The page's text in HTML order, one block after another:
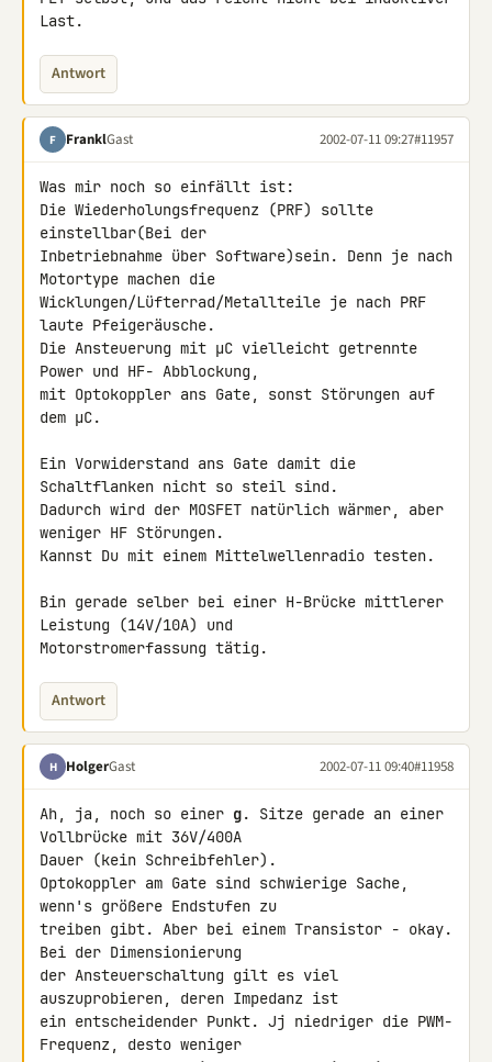
Last.
Antwort
F FranklGast 2002-07-11 09:27#11957
Was mir noch so einfällt ist:
Die Wiederholungsfrequenz (PRF) sollte
einstellbar(Bei der
Inbetriebnahme über Software)sein. Denn je nach
Motortype machen die
Wicklungen/Lüfterrad/Metallteile je nach PRF
laute Pfeigeräusche.
Die Ansteuerung mit µC vielleicht getrennte
Power und HF- Abblockung,
mit Optokoppler ans Gate, sonst Störungen auf
dem µC.
Ein Vorwiderstand ans Gate damit die
Schaltflanken nicht so steil sind.
Dadurch wird der MOSFET natürlich wärmer, aber
weniger HF Störungen.
Kannst Du mit einem Mittelwellenradio testen.
Bin gerade selber bei einer H-Brücke mittlerer
Leistung (14V/10A) und
Motorstromerfassung tätig.
Antwort
H HolgerGast 2002-07-11 09:40#11958
Ah, ja, noch so einer g. Sitze gerade an einer
Vollbrücke mit 36V/400A
Dauer (kein Schreibfehler).
Optokoppler am Gate sind schwierige Sache,
wenn's größere Endstufen zu
treiben gibt. Aber bei einem Transistor - okay.
Bei der Dimensionierung
der Ansteuerschaltung gilt es viel
auszuprobieren, deren Impedanz ist
ein entscheidender Punkt. Jj niedriger die PWM-
Frequenz, desto weniger